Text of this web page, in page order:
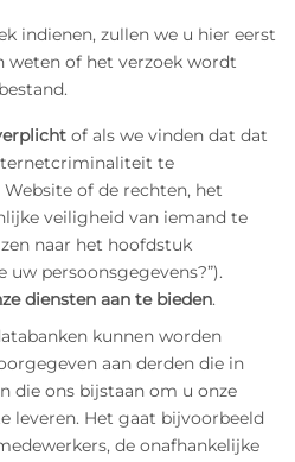
indienen, zullen we u hier eerst
weten of het verzoek wordt
of als we vinden dat dat
te
of de rechten, het
veiligheid van iemand te
naar het hoofdstuk
uw persoonsgegevens?”).
diensten aan te bieden.
kunnen worden
aan derden die in
die ons bijstaan om u onze
leveren. Het gaat bijvoorbeeld
de onafhankelijke